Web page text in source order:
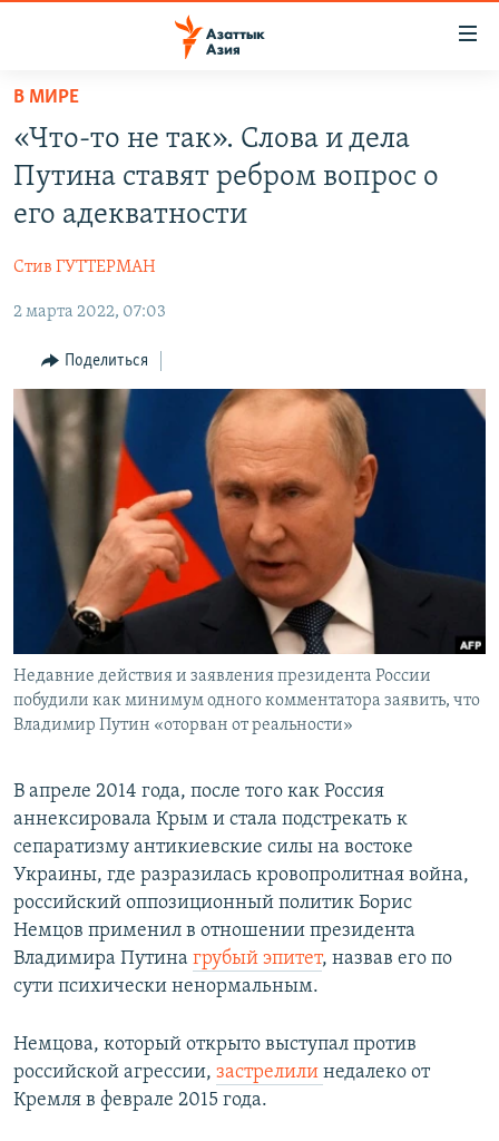
Вернуться
основному
содержанию
Вернутся
главной
Вернутся
поиску
ВОЙНА В УКРАИНЕ
КЫРГЫЗЧА
ЎЗБЕКЧА
TÜRKMENÇE
Все сайты РСЕ/РС
В МИРЕ
«Что-то не так». Слова и дела
Путина ставят ребром вопрос о
его адекватности
Стив ГУТТЕРМАН
2 марта 2022, 07:03
Поделиться
Недавние действия и заявления президента России
побудили как минимум одного комментатора заявить, что
Владимир Путин «оторван от реальности»
В апреле 2014 года, после того как Россия
аннексировала Крым и стала подстрекать к
сепаратизму антикиевские силы на востоке
Украины, где разразилась кровопролитная война,
российский оппозиционный политик Борис
Немцов применил в отношении президента
Владимира Путина грубый эпитет, назвав его по
сути психически ненормальным.
Немцова, который открыто выступал против
российской агрессии, застрелили недалеко от
Кремля в феврале 2015 года.